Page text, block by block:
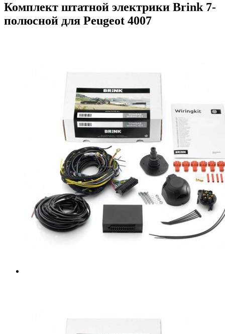
Комплект штатной электрики Brink 7-
полюсной для Peugeot 4007